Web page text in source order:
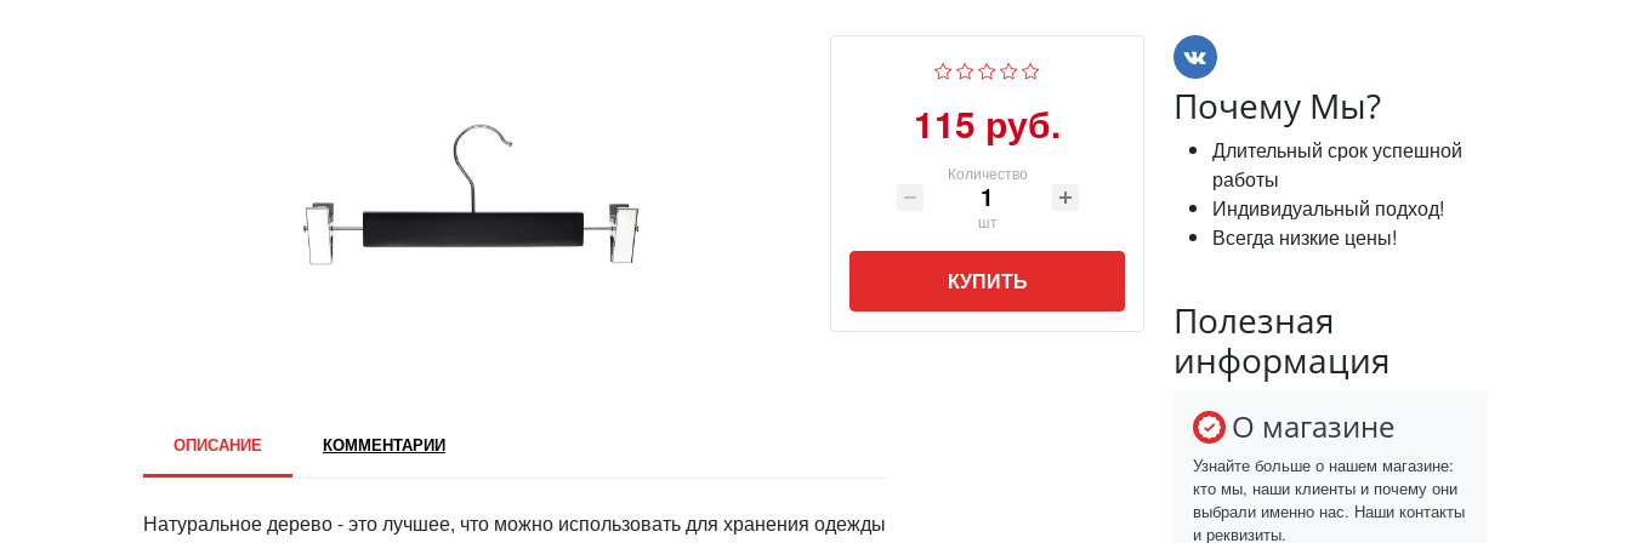
115 руб.
Количество
шт
КУПИТЬ
ОПИСАНИЕ КОММЕНТАРИИ
Натуральное дерево - это лучшее, что можно использовать для хранения одежды
Почему Мы?
Длительный срок успешной
работы
Индивидуальный подход!
Всегда низкие цены!
Полезная
информация
О магазине
Узнайте больше о нашем магазине:
кто мы, наши клиенты и почему они
выбрали именно нас. Наши контакты
и реквизиты.